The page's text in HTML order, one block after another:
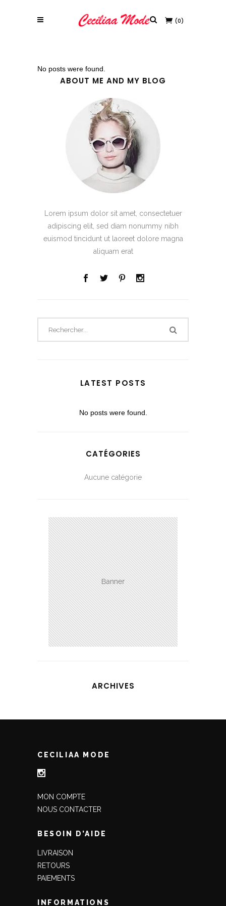
(0)
No posts were found.
ABOUT ME AND MY BLOG
Lorem ipsum dolor sit amet, consectetuer
adipiscing elit, sed diam nonummy nibh
euismod tincidunt ut laoreet dolore magna
aliquam erat
LATEST POSTS
No posts were found.
CATÉGORIES
Aucune catégorie
ARCHIVES
CECILIAA MODE
MON COMPTE
NOUS CONTACTER
BESOIN D’AIDE
LIVRAISON
RETOURS
PAIEMENTS
INFORMATIONS